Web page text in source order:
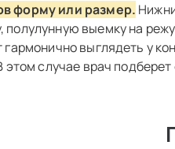
форму или размер.
выемку на
выглядеть у
случае врач